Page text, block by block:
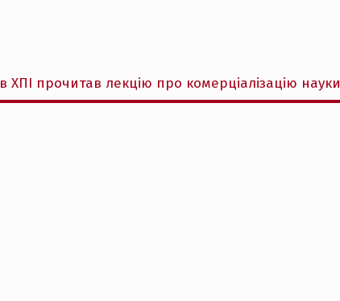
ХПІ прочитав лекцію про комерціалізацію науки